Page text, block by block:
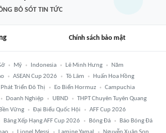
BỎ SÓT TIN TỨC
Chính sách bảo mật
Mỹ Indonesia Lê Minh Hưng
Năm
ASEAN Cup 2026 Tô Lâm
Huấn Hoa Hồng
Triển Đô Thị Eo Biển Hormuz
Campuchia
Doanh Nghiệp UBND
THPT Chuyên Tuyên Quang
Vững Đại Biểu Quốc Hội
AFF Cup 2026
Bảng Xếp Hạng AFF Cup 2026 Bóng Đá
Báo Bóng Đá